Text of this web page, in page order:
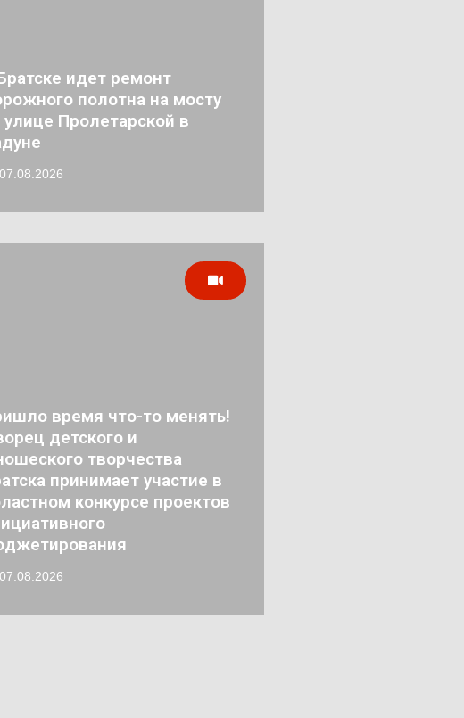
идет ремонт
полотна на мосту
улице Пролетарской в
07.08.2026
время что-то менять!
детского и
творчества
принимает участие в
конкурсе проектов
07.08.2026